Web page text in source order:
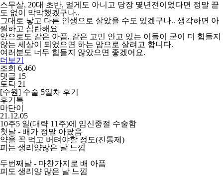
스무살, 20대 초반, 멀게도 아니고 당장 몇년전이었다면 정말 끝
도 없이 막막했겠구나..
그대로 낳고 다른 인생으로 살았을 수도 있겠구나.. 생각하면 아
찔하고 심란해요
앞으로도 같은 아픔, 같은 고민 안고 있는 이들이 굳이 더 힘들지
않는 세상이 되었으면 하는 맘으로 살려고 합니다.
여러분도 너무 힘들지 않았으면 좋겠어요.
더보기
조회 6,460
댓글 15
토닥 21
[수원] 수술 5일차 후기
후기톡
마단이
21.12.05
10주5 일(대략 11주)에 임신중절 수술함
첫날 - 배가 정말 아팠음
약을 꼭 먹고 버텨야할 정도(진통제)
피는 생리양많은 날 느낌
두번째날 - 마찬가지로 배 아픔
피도 생리양 많은 날 느낌